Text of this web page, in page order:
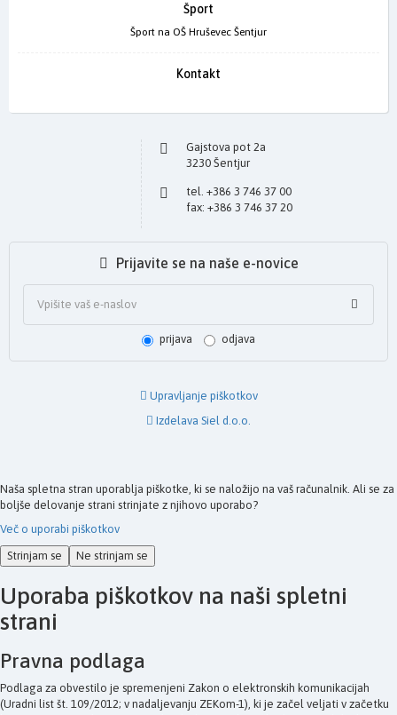
Šport
Šport na OŠ Hruševec Šentjur
Kontakt
Gajstova pot 2a
3230 Šentjur
tel. +386 3 746 37 00
fax: +386 3 746 37 20
Prijavite se na naše e-novice
prijava odjava
Upravljanje piškotkov
Izdelava Siel d.o.o.
Naša spletna stran uporablja piškotke, ki se naložijo na vaš računalnik. Ali se za
boljše delovanje strani strinjate z njihovo uporabo?
Več o uporabi piškotkov
Strinjam se
Ne strinjam se
Uporaba piškotkov na naši spletni
strani
Pravna podlaga
Podlaga za obvestilo je spremenjeni Zakon o elektronskih komunikacijah
(Uradni list št. 109/2012; v nadaljevanju ZEKom-1), ki je začel veljati v začetku